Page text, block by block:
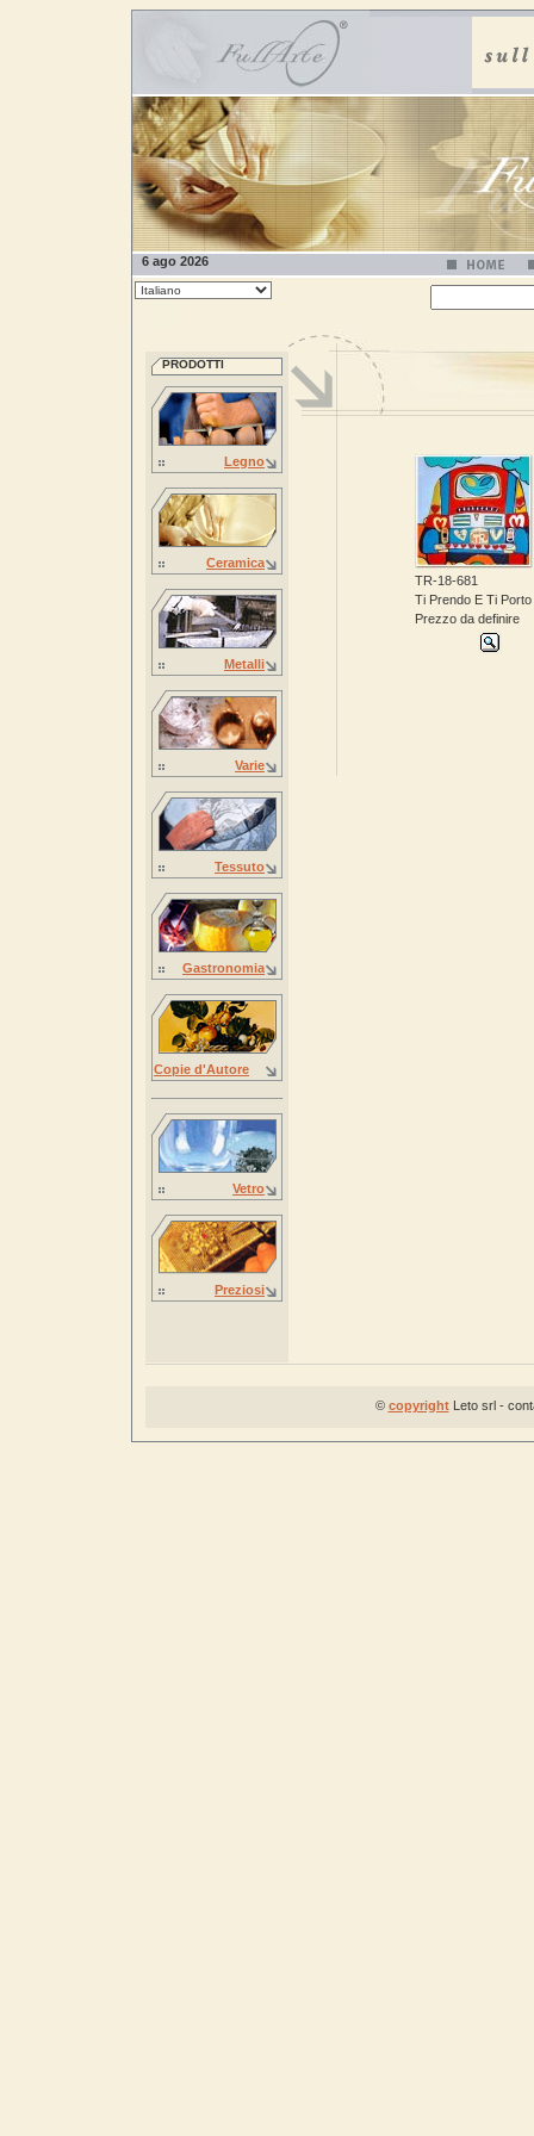
6 ago 2026
PRODOTTI
Legno
Ceramica
Metalli
Varie
Tessuto
Gastronomia
Copie d'Autore
Vetro
Preziosi
TR-18-681
Ti Prendo E Ti Porto
Prezzo da definire
© copyrightLeto srl -